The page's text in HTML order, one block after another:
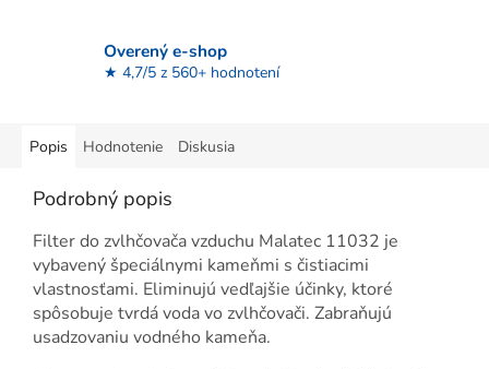
Overený e-shop
★ 4,7/5 z 560+ hodnotení
Popis Hodnotenie Diskusia
Podrobný popis
Filter do zvlhčovača vzduchu Malatec 11032 je
vybavený špeciálnymi kameňmi s čistiacimi
vlastnosťami. Eliminujú vedľajšie účinky, ktoré
spôsobuje tvrdá voda vo zvlhčovači. Zabraňujú
usadzovaniu vodného kameňa.